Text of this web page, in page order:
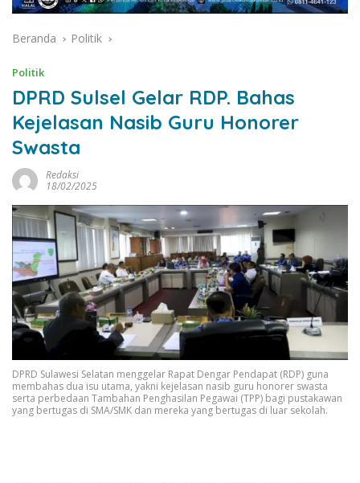
Beranda Politik
Politik
DPRD Sulsel Gelar RDP. Bahas
Kejelasan Nasib Guru Honorer
Swasta
Redaksi
18/02/2025
DPRD Sulawesi Selatan menggelar Rapat Dengar Pendapat (RDP) guna
membahas dua isu utama, yakni kejelasan nasib guru honorer swasta
serta perbedaan Tambahan Penghasilan Pegawai (TPP) bagi pustakawan
yang bertugas di SMA/SMK dan mereka yang bertugas di luar sekolah.